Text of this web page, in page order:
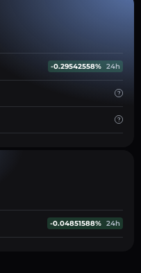
-0.29542558% 24h
-0.04851588% 24h